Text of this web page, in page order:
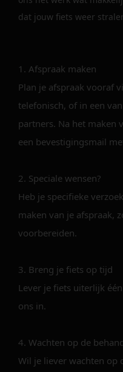
dat jouw fiets weer
1. Afspraak maken
Plan je afspraak vooraf
telefonisch, of in een
partners. Na het maken
een bevestigingsmail
2. Speciale wensen?
Heb je specifieke
maken van je afspraak,
voorbereiden.
3. Breng je fiets op tijd
Lever je fiets uiterlijk
ons in.
4. Wachten op de
Wil je liever wachten op